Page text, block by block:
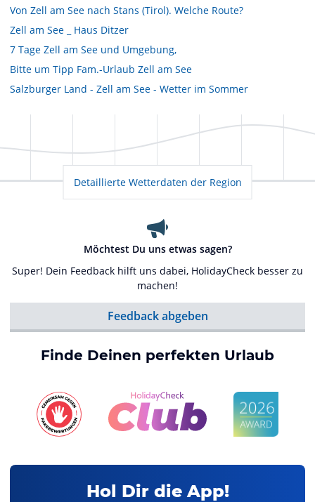
Von Zell am See nach Stans (Tirol). Welche Route?
Zell am See _ Haus Ditzer
7 Tage Zell am See und Umgebung,
Bitte um Tipp Fam.-Urlaub Zell am See
Salzburger Land - Zell am See - Wetter im Sommer
Detaillierte Wetterdaten der Region
Möchtest Du uns etwas sagen?
Super! Dein Feedback hilft uns dabei, HolidayCheck besser zu
machen!
Feedback abgeben
Finde Deinen perfekten Urlaub
Hol Dir die App!